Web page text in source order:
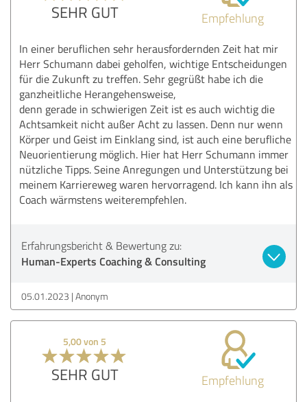
SEHR GUT Empfehlung
In einer beruflichen sehr herausfordernden Zeit hat mir
Herr Schumann dabei geholfen, wichtige Entscheidungen
für die Zukunft zu treffen. Sehr gegrüßt habe ich die
ganzheitliche Herangehensweise,
denn gerade in schwierigen Zeit ist es auch wichtig die
Achtsamkeit nicht außer Acht zu lassen. Denn nur wenn
Körper und Geist im Einklang sind, ist auch eine berufliche
Neuorientierung möglich. Hier hat Herr Schumann immer
nützliche Tipps. Seine Anregungen und Unterstützung bei
meinem Karriereweg waren hervorragend. Ich kann ihn als
Coach wärmstens weiterempfehlen.
Erfahrungsbericht & Bewertung zu:
Human-Experts Coaching & Consulting
05.01.2023 Anonym
5,00 von 5
SEHR GUT Empfehlung